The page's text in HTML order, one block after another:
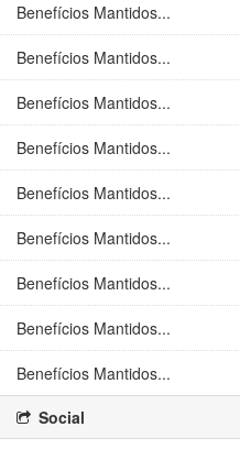
Benefícios Mantidos...
Benefícios Mantidos...
Benefícios Mantidos...
Benefícios Mantidos...
Benefícios Mantidos...
Benefícios Mantidos...
Benefícios Mantidos...
Benefícios Mantidos...
Benefícios Mantidos...
Social